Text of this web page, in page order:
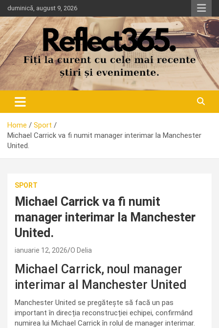
Skip
to
content
duminică, august 9, 2026
Home
Sport
Michael Carrick va fi numit manager interimar la Manchester
United.
SPORT
Michael Carrick va fi numit
manager interimar la Manchester
United.
ianuarie 12, 2026 O Delia
Michael Carrick, noul manager
interimar al Manchester United
Manchester United se pregătește să facă un pas
important în direcția reconstrucției echipei, confirmând
numirea lui Michael Carrick în rolul de manager interimar.